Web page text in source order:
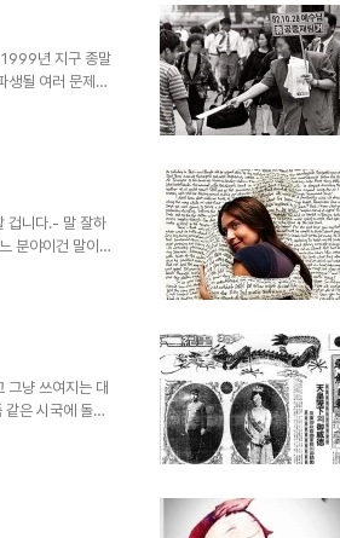
분야 또는 그
1999년 지구 종말
생될 여러 문제들
의 세월도 더 지
교 내에서는 이
일에 예수의 공
겁니다.- 말 잘하
분야이건 말이
을 것이고, 5공
교수님이었는
-결국 그것이 문
그냥 쓰여지는 대
은 시국에 돌이
간절함으로... 사
르는 것들을 그